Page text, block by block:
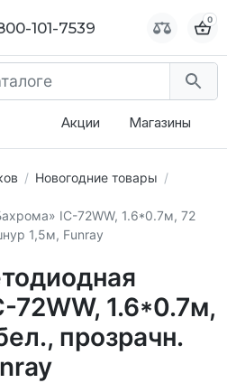
101-7539 0
Акции Магазины
Новогодние товары
IC-72WW, 1.6*0.7м, 72
1,5м, Funray
72WW, 1.6*0.7м,
прозрачн.
101-7539 0